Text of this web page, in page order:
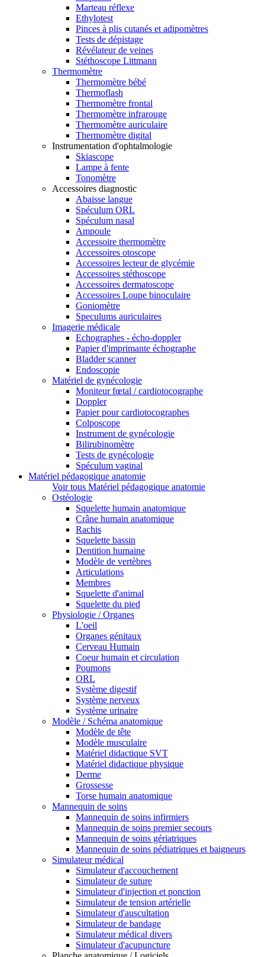
Marteau réflexe
Ethylotest
Pinces à plis cutanés et adipomètres
Tests de dépistage
Révélateur de veines
Stéthoscope Littmann
Thermomètre
Thermomètre bébé
Thermoflash
Thermomètre frontal
Thermomètre infrarouge
Thermomètre auriculaire
Thermomètre digital
Instrumentation d'ophtalmologie
Skiascope
Lampe à fente
Tonomètre
Accessoires diagnostic
Abaisse langue
Spéculum ORL
Spéculum nasal
Ampoule
Accessoire thermomètre
Accessoires otoscope
Accessoires lecteur de glycémie
Accessoires stéthoscope
Accessoires dermatoscope
Accessoires Loupe binoculaire
Goniomètre
Speculums auriculaires
Imagerie médicale
Echographes - écho-doppler
Papier d'imprimante échographe
Bladder scanner
Endoscopie
Matériel de gynécologie
Moniteur fœtal / cardiotocographe
Doppler
Papier pour cardiotocographes
Colposcope
Instrument de gynécologie
Bilirubinomètre
Tests de gynécologie
Spéculum vaginal
Matériel pédagogique anatomie
Voir tous Matériel pédagogique anatomie
Ostéologie
Squelette humain anatomique
Crâne humain anatomique
Rachis
Squelette bassin
Dentition humaine
Modèle de vertèbres
Articulations
Membres
Squelette d'animal
Squelette du pied
Physiologie / Organes
L'oeil
Organes génitaux
Cerveau Humain
Coeur humain et circulation
Poumons
ORL
Système digestif
Système nerveux
Système urinaire
Modèle / Schéma anatomique
Modèle de tête
Modèle musculaire
Matériel didactique SVT
Matériel didactique physique
Derme
Grossesse
Torse humain anatomique
Mannequin de soins
Mannequin de soins infirmiers
Mannequin de soins premier secours
Mannequin de soins gériatriques
Mannequin de soins pédiatriques et baigneurs
Simulateur médical
Simulateur d'accouchement
Simulateur de suture
Simulateur d'injection et ponction
Simulateur de tension artérielle
Simulateur d'auscultation
Simulateur de bandage
Simulateur médical divers
Simulateur d'acupuncture